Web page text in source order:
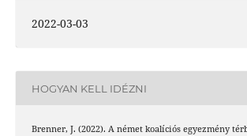
2022-03-03
HOGYAN KELL IDÉZNI
Brenner, J. (2022). A német koalíciós egyezmény